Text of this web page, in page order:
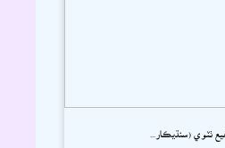
ٺٽوي (سنڌيڪار...